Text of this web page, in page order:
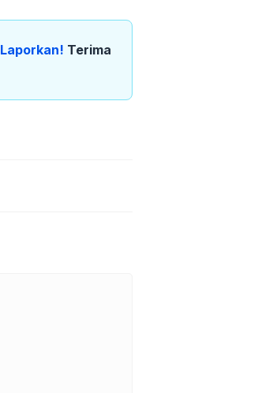
Laporkan! Terima